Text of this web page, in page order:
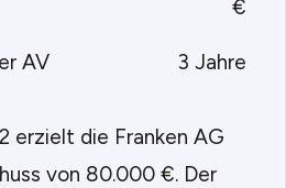
€
AV 3 Jahre
erzielt die Franken AG
von 80.000 €. Der